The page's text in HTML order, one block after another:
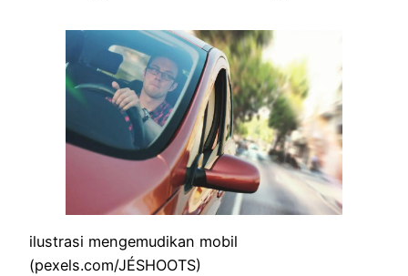
ilustrasi mengemudikan mobil
(pexels.com/JÉSHOOTS)